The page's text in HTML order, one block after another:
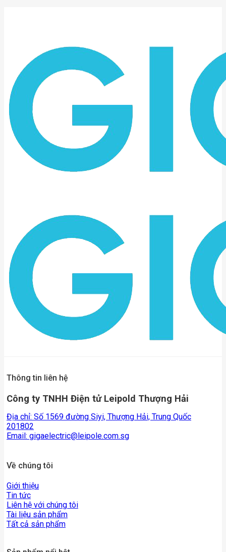
Thông tin liên hệ
Công ty TNHH Điện tử Leipold Thượng Hải
Địa chỉ: Số 1569 đường Siyi, Thượng Hải, Trung Quốc
201802
Email: gigaelectric@leipole.com.sg
Về chúng tôi
Giới thiệu
Tin tức
Liên hệ với chúng tôi
Tài liệu sản phẩm
Tất cả sản phẩm